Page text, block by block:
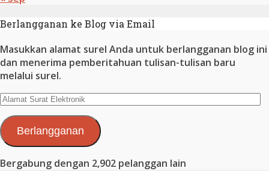
Berlangganan ke Blog via Email
Masukkan alamat surel Anda untuk berlangganan blog ini
dan menerima pemberitahuan tulisan-tulisan baru
melalui surel.
Alamat
Elektronik
Berlangganan
Bergabung dengan 2,902 pelanggan lain